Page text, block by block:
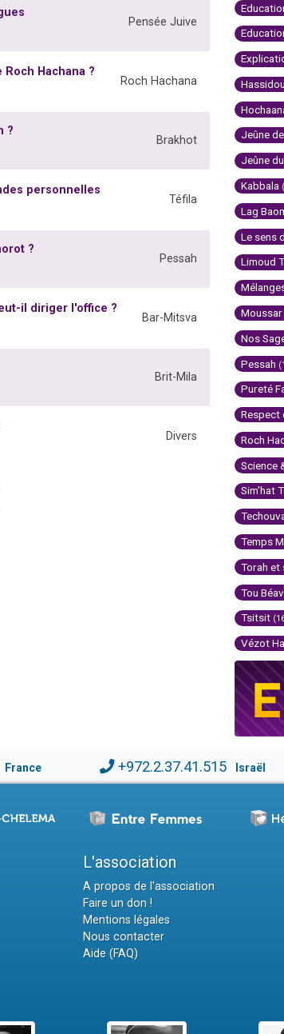
Pensée Juive
Hachana ?
Roch Hachana
?
Brakhot
personnelles
Téfila
?
Pessah
il diriger l'office ?
Bar-Mitsva
Brit-Mila
Divers
Jeûne
Jeûne
Kabbala
Lag
Le sens
Limoud
Moussar
Nos
Pessah
Pureté
Respect
Roch
Science
Sim'hat
Temps
Torah et
Tou Béav
Tsitsit
Vézot
France +972.2.37.41.515 Israël
L'association
A propos de l'association
Faire un don !
Mentions légales
Nous contacter
Aide (FAQ)